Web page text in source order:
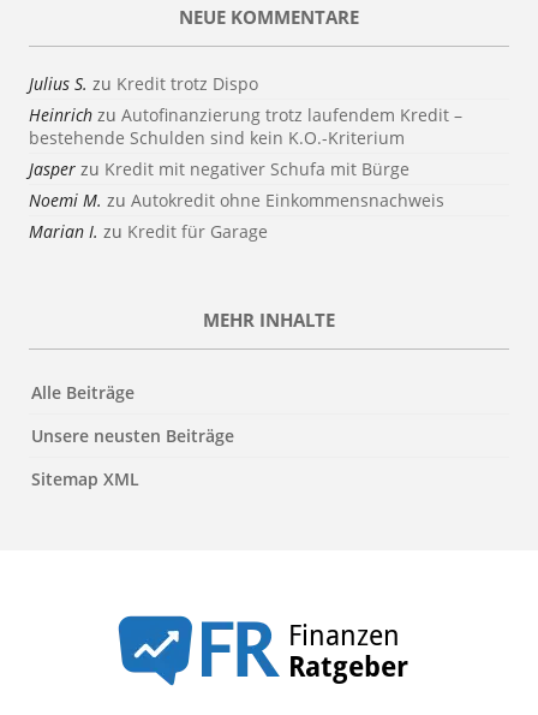
NEUE KOMMENTARE
Julius S. zu Kredit trotz Dispo
Heinrich zu Autofinanzierung trotz laufendem Kredit –
bestehende Schulden sind kein K.O.-Kriterium
Jasper zu Kredit mit negativer Schufa mit Bürge
Noemi M. zu Autokredit ohne Einkommensnachweis
Marian I. zu Kredit für Garage
MEHR INHALTE
Alle Beiträge
Unsere neusten Beiträge
Sitemap XML